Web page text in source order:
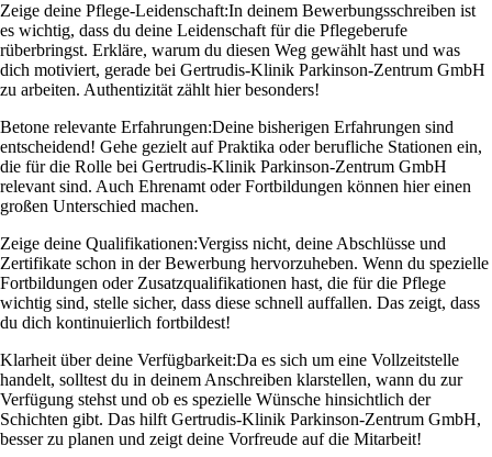
Zeige deine Pflege-Leidenschaft:In deinem Bewerbungsschreiben ist
es wichtig, dass du deine Leidenschaft für die Pflegeberufe
rüberbringst. Erkläre, warum du diesen Weg gewählt hast und was
dich motiviert, gerade bei Gertrudis-Klinik Parkinson-Zentrum GmbH
zu arbeiten. Authentizität zählt hier besonders!
Betone relevante Erfahrungen:Deine bisherigen Erfahrungen sind
entscheidend! Gehe gezielt auf Praktika oder berufliche Stationen ein,
die für die Rolle bei Gertrudis-Klinik Parkinson-Zentrum GmbH
relevant sind. Auch Ehrenamt oder Fortbildungen können hier einen
großen Unterschied machen.
Zeige deine Qualifikationen:Vergiss nicht, deine Abschlüsse und
Zertifikate schon in der Bewerbung hervorzuheben. Wenn du spezielle
Fortbildungen oder Zusatzqualifikationen hast, die für die Pflege
wichtig sind, stelle sicher, dass diese schnell auffallen. Das zeigt, dass
du dich kontinuierlich fortbildest!
Klarheit über deine Verfügbarkeit:Da es sich um eine Vollzeitstelle
handelt, solltest du in deinem Anschreiben klarstellen, wann du zur
Verfügung stehst und ob es spezielle Wünsche hinsichtlich der
Schichten gibt. Das hilft Gertrudis-Klinik Parkinson-Zentrum GmbH,
besser zu planen und zeigt deine Vorfreude auf die Mitarbeit!